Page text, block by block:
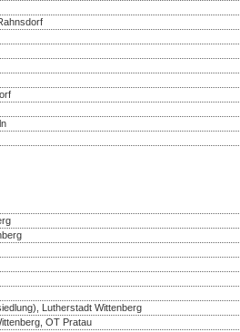
Lutherstadt Wittenberg
OT Pratau